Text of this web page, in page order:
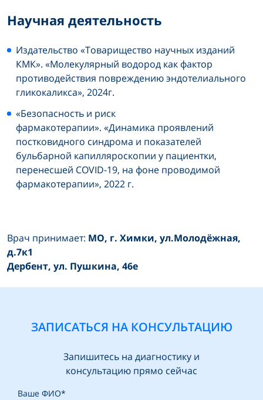
Научная деятельность
Издательство «Товарищество научных изданий
КМК». «Молекулярный водород как фактор
противодействия повреждению эндотелиального
гликокаликса», 2024г.
«Безопасность и риск
фармакотерапии». «Динамика проявлений
постковидного синдрома и показателей
бульбарной капилляроскопии у пациентки,
перенесшей COVID-19, на фоне проводимой
фармакотерапии», 2022 г.
Врач принимает: MO, г. Химки, ул.Молодёжная,
д.7к1
Дербент, ул. Пушкина, 46е
ЗАПИСАТЬСЯ НА КОНСУЛЬТАЦИЮ
Запишитесь на диагностику и
консультацию прямо сейчас
Ваше ФИО*